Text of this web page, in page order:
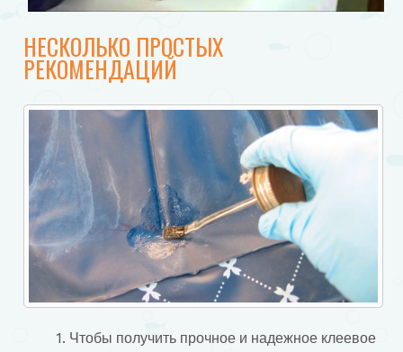
НЕСКОЛЬКО ПРОСТЫХ
РЕКОМЕНДАЦИЙ
Чтобы получить прочное и надежное клеевое